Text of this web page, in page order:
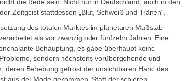
die Rede sein. Nicht nur in Deutschland, auch in den
Zeitgeist stattdessen „Blut, Schweiß und Tränen“.
des totalen Marktes im planetaren Maßstab
als vor zwanzig oder fünfzehn Jahren. Eine
Behauptung, es gäbe überhaupt keine
sondern höchstens vorübergehende und
deren Behebung getrost der unsichtbaren Hand des
aus der Mode gekommen. Statt der schieren